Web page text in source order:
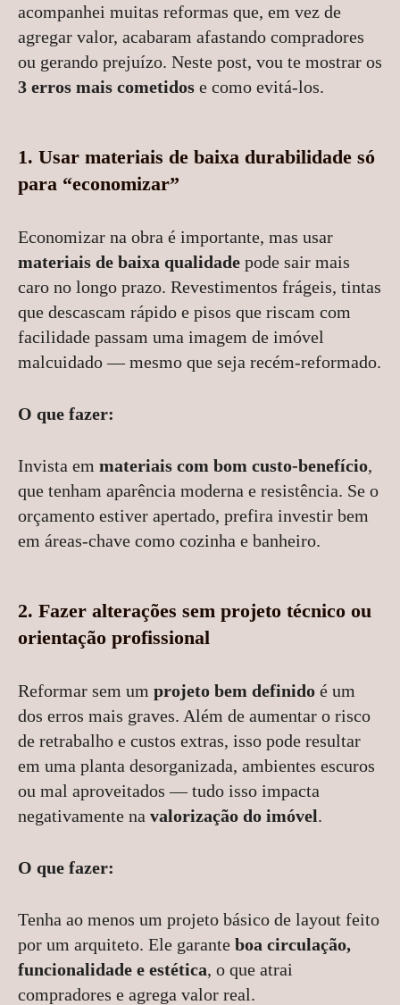
acompanhei muitas reformas que, em vez de
agregar valor, acabaram afastando compradores
ou gerando prejuízo. Neste post, vou te mostrar os
3 erros mais cometidos e como evitá-los.
1. Usar materiais de baixa durabilidade só
para “economizar”
Economizar na obra é importante, mas usar
materiais de baixa qualidade pode sair mais
caro no longo prazo. Revestimentos frágeis, tintas
que descascam rápido e pisos que riscam com
facilidade passam uma imagem de imóvel
malcuidado — mesmo que seja recém-reformado.
O que fazer:
Invista em materiais com bom custo-benefício,
que tenham aparência moderna e resistência. Se o
orçamento estiver apertado, prefira investir bem
em áreas-chave como cozinha e banheiro.
2. Fazer alterações sem projeto técnico ou
orientação profissional
Reformar sem um projeto bem definido é um
dos erros mais graves. Além de aumentar o risco
de retrabalho e custos extras, isso pode resultar
em uma planta desorganizada, ambientes escuros
ou mal aproveitados — tudo isso impacta
negativamente na valorização do imóvel.
O que fazer:
Tenha ao menos um projeto básico de layout feito
por um arquiteto. Ele garante boa circulação,
funcionalidade e estética, o que atrai
compradores e agrega valor real.